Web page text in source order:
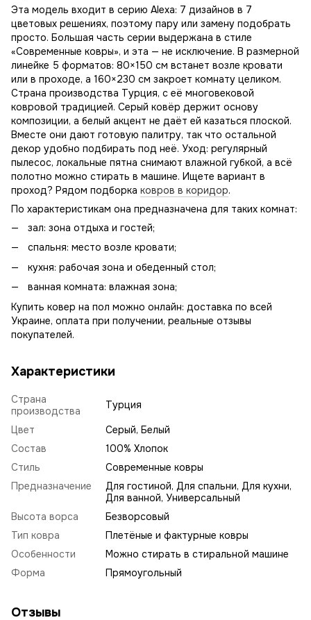
Эта модель входит в серию Alexa: 7 дизайнов в 7
цветовых решениях, поэтому пару или замену подобрать
просто. Большая часть серии выдержана в стиле
«Современные ковры», и эта — не исключение. В размерной
линейке 5 форматов: 80×150 см встанет возле кровати
или в проходе, а 160×230 см закроет комнату целиком.
Страна производства Турция, с её многовековой
ковровой традицией. Серый ковёр держит основу
композиции, а белый акцент не даёт ей казаться плоской.
Вместе они дают готовую палитру, так что остальной
декор удобно подбирать под неё. Уход: регулярный
пылесос, локальные пятна снимают влажной губкой, а всё
полотно можно стирать в машине. Ищете вариант в
проход? Рядом подборка ковров в коридор.
По характеристикам она предназначена для таких комнат:
зал: зона отдыха и гостей;
спальня: место возле кровати;
кухня: рабочая зона и обеденный стол;
ванная комната: влажная зона;
Купить ковер на пол можно онлайн: доставка по всей
Украине, оплата при получении, реальные отзывы
покупателей.
Характеристики
Страна
производства
Турция
Цвет
Серый, Белый
Состав
100% Хлопок
Стиль
Современные ковры
Предназначение
Для гостиной, Для спальни, Для кухни,
Для ванной, Универсальный
Высота ворса
Безворсовый
Тип ковра
Плетёные и фактурные ковры
Особенности
Можно стирать в стиральной машине
Форма
Прямоугольный
Отзывы